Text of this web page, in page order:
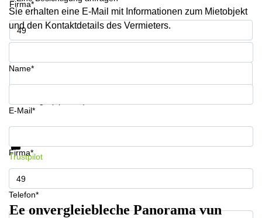
Firma*
Telefon*
Sie erhalten eine E-Mail mit Informationen zum Mietobjekt
und den Kontaktdetails des Vermieters.
Name*
E-Mail*
Firma*
Telefon*
Informationen und Preise erhalten
Trustpilot
Ee onvergleiebleche Panorama vun